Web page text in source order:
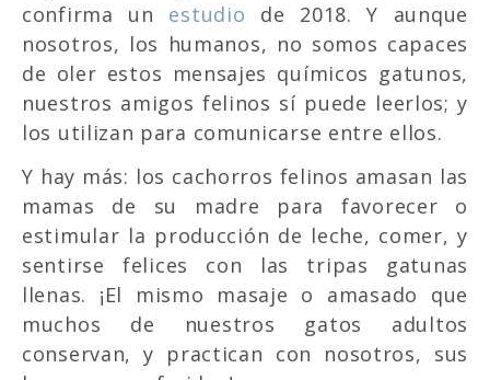
confirma un estudio de 2018. Y aunque
nosotros, los humanos, no somos capaces
de oler estos mensajes químicos gatunos,
nuestros amigos felinos sí puede leerlos; y
los utilizan para comunicarse entre ellos.
Y hay más: los cachorros felinos amasan las
mamas de su madre para favorecer o
estimular la producción de leche, comer, y
sentirse felices con las tripas gatunas
llenas. ¡El mismo masaje o amasado que
muchos de nuestros gatos adultos
conservan, y practican con nosotros, sus